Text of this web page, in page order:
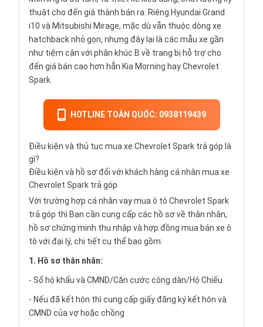
thuật cho đến giá thành bán ra. Riêng Hyundai Grand
i10 và Mitsubishi Mirage, mặc dù vẫn thuộc dòng xe
hatchback nhỏ gọn, nhưng đây lại là các mẫu xe gần
như tiệm cận với phân khúc B về trang bị hỗ trợ cho
đến giá bán cao hơn hẳn Kia Morning hay Chevrolet
Spark.
HOTLINE TOÀN QUỐC: 0938119439
Điều kiện và thủ tục mua xe Chevrolet Spark trả góp là
gì?
Điều kiện và hồ sơ đối với khách hàng cá nhân mua xe
Chevrolet Spark trả góp
Với trường hợp cá nhân vaymua ô tô Chevrolet Spark
trả góp thì Bạn cần cung cấp các hồ sơ về thân nhân,
hồ sơ chứng minh thu nhập và hợp đồng mua bán xe ô
tô với đại lý, chi tiết cụ thể bao gồm:
1. Hồ sơ thân nhân:
- Sổ hộ khẩu và CMND/Căn cước công dân/Hộ Chiếu
- Nếu đã kết hôn thì cung cấp giấy đăng ký kết hôn và
CMND của vợ hoặc chồng